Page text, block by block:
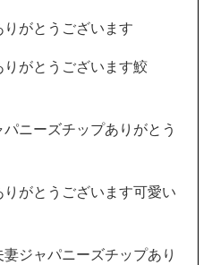
がとうございます
がとうございます鮫
ニーズチップありがとう
がとうございます可愛い
ジャパニーズチップあり